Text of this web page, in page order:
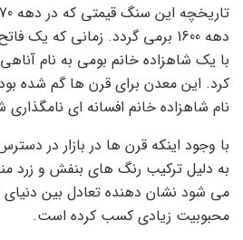
دهه 1600 برمی گردد. زمانی که
با یک شاهزاده خانم بومی به نام
کرد. این معدن برای قرن ها گم شده
نام شاهزاده خانم افسانه ای نامگذاری
با وجود اینکه قرن ها در بازار در
به دلیل ترکیب رنگ های بنفش و زرد
می شود نشان دهنده تعادل بین
محبوبیت زیادی کسب کرده است.